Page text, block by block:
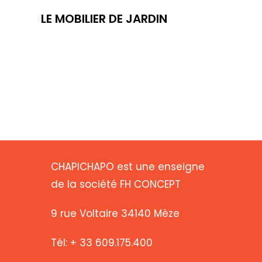
LE MOBILIER DE JARDIN
CHAPICHAPO est une enseigne
de la société FH CONCEPT
9 rue Voltaire 34140 Mèze
Tél: + 33 609.175.400